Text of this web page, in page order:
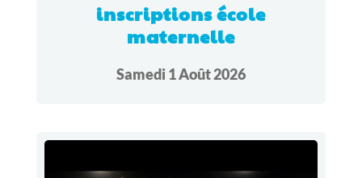
inscriptions école
maternelle
Samedi 1 Août 2026